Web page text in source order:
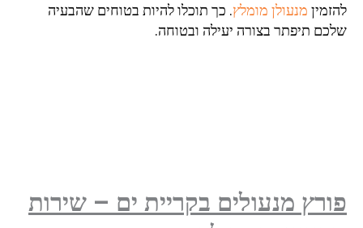
להזמין מנעולן מומלץ. כך תוכלו להיות בטוחים שהבעיה
שלכם תיפתר בצורה יעילה ובטוחה.
פורץ מנעולים בקריית ים – שירות